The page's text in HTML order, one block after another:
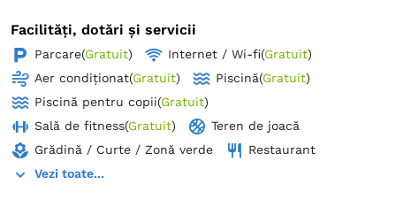
activități precum pescuit.
Facilități, dotări și servicii
Parcare(Gratuit) Internet / Wi-fi(Gratuit)
Aer condiționat(Gratuit) Piscină(Gratuit)
Piscină pentru copii(Gratuit)
Sală de fitness(Gratuit)
Teren de joacă
Grădină / Curte / Zonă verde
Restaurant
Vezi toate...